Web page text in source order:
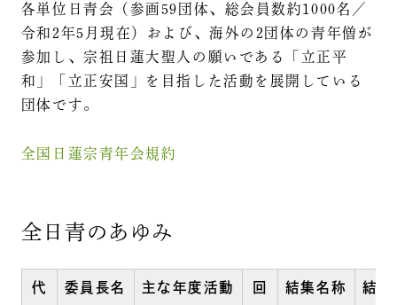
各単位日青会（参画59団体、総会員数約1000名／
令和2年5月現在）および、海外の2団体の青年僧が
参加し、宗祖日蓮大聖人の願いである「立正平
和」「立正安国」を目指した活動を展開している
団体です。
全国日蓮宗青年会規約
全日青のあゆみ
代 委員長名 主な年度活動 回 結集名称 結集